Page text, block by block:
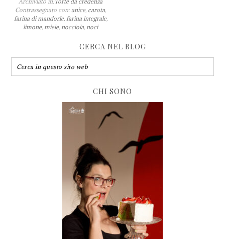
Contrassegnato con: anice, carota
farina di mandorle, farina integrale,
limone, miele, nocciola noci
CERCA NEL BLOG
CHI SONO